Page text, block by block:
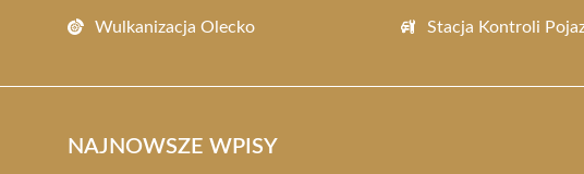
Wulkanizacja Olecko Stacja Kontroli
NAJNOWSZE WPISY